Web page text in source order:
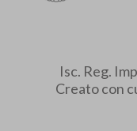
Isc. Reg.
Creato con